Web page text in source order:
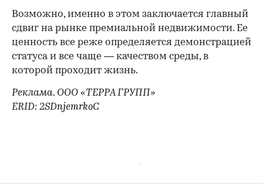
Возможно, именно в этом заключается главный
сдвиг на рынке премиальной недвижимости. Ее
ценность все реже определяется демонстрацией
статуса и все чаще — качеством среды, в
которой проходит жизнь.
Реклама. ООО «ТЕРРА ГРУПП»
ERID: 2SDnjemrkoC